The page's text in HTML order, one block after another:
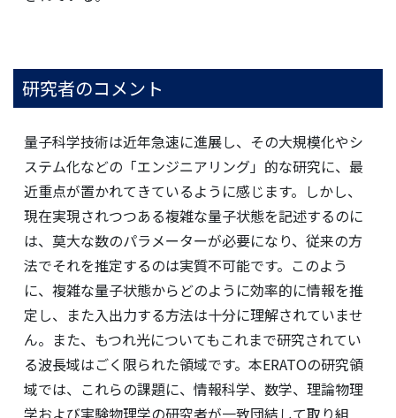
研究者のコメント
量子科学技術は近年急速に進展し、その大規模化やシ
ステム化などの「エンジニアリング」的な研究に、最
近重点が置かれてきているように感じます。しかし、
現在実現されつつある複雑な量子状態を記述するのに
は、莫大な数のパラメーターが必要になり、従来の方
法でそれを推定するのは実質不可能です。このよう
に、複雑な量子状態からどのように効率的に情報を推
定し、また入出力する方法は十分に理解されていませ
ん。また、もつれ光についてもこれまで研究されてい
る波長域はごく限られた領域です。本ERATOの研究領
域では、これらの課題に、情報科学、数学、理論物理
学および実験物理学の研究者が一致団結して取り組